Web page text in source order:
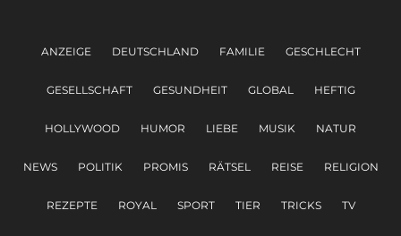
ANZEIGE DEUTSCHLAND FAMILIE GESCHLECHT
GESELLSCHAFT GESUNDHEIT GLOBAL HEFTIG
HOLLYWOOD HUMOR LIEBE MUSIK NATUR
NEWS POLITIK PROMIS RÄTSEL REISE RELIGION
REZEPTE ROYAL SPORT TIER TRICKS TV